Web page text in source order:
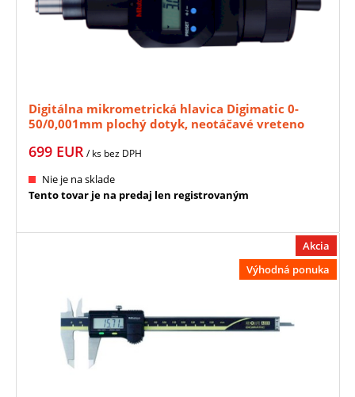
Digitálna mikrometrická hlavica Digimatic 0-
50/0,001mm plochý dotyk, neotáčavé vreteno
699 EUR / ks bez DPH
Nie je na sklade
Tento tovar je na predaj len registrovaným
Akcia
Výhodná ponuka